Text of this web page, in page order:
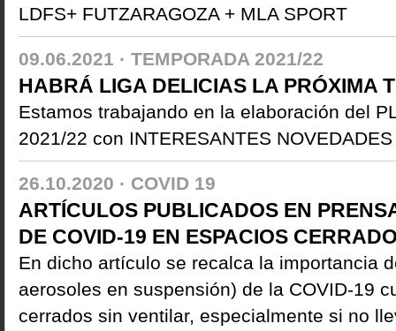
LDFS+ FUTZARAGOZA + MLA SPORT
09.06.2021 · TEMPORADA 2021/22
HABRÁ LIGA DELICIAS LA PRÓXIMA
Estamos trabajando en la elaboración del
2021/22 con INTERESANTES NOVEDADES
26.10.2020 · COVID 19
ARTÍCULOS PUBLICADOS EN
DE COVID-19 EN ESPACIOS
En dicho artículo se recalca la importancia
aerosoles en suspensión) de la COVID-19
cerrados sin ventilar, especialmente si no